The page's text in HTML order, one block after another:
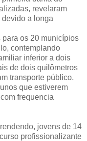
revelaram
a longa
os 20 municípios
contemplando
inferior a dois
de dois quilômetros
transporte público.
que estiverem
frequencia
jovens de 14
profissionalizante